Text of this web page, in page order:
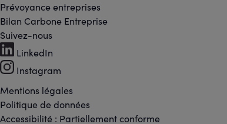
Prévoyance entreprises
Bilan Carbone Entreprise
Footer
-
Suivez-nous
LinkedIn
Instagram
Footer
Mentions légales
Politique de données
Accessibilité : Partiellement conforme